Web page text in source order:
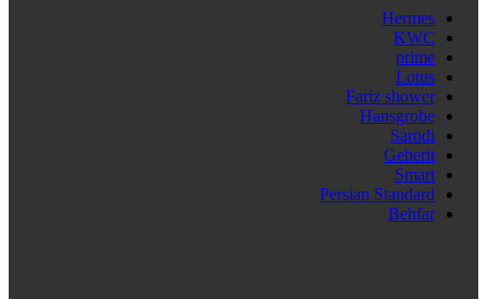
Hermes
KWC
prime
Lotus
Fariz shower
Hansgrobe
Sarodi
Geberit
Smart
Persian Standard
Behfar